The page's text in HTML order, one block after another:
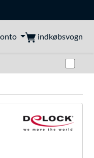
indkøbsvogn